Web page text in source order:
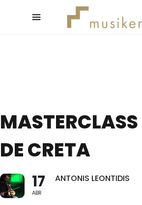
DE CRETA
17
ABR
ANTONIS LEONTIDIS